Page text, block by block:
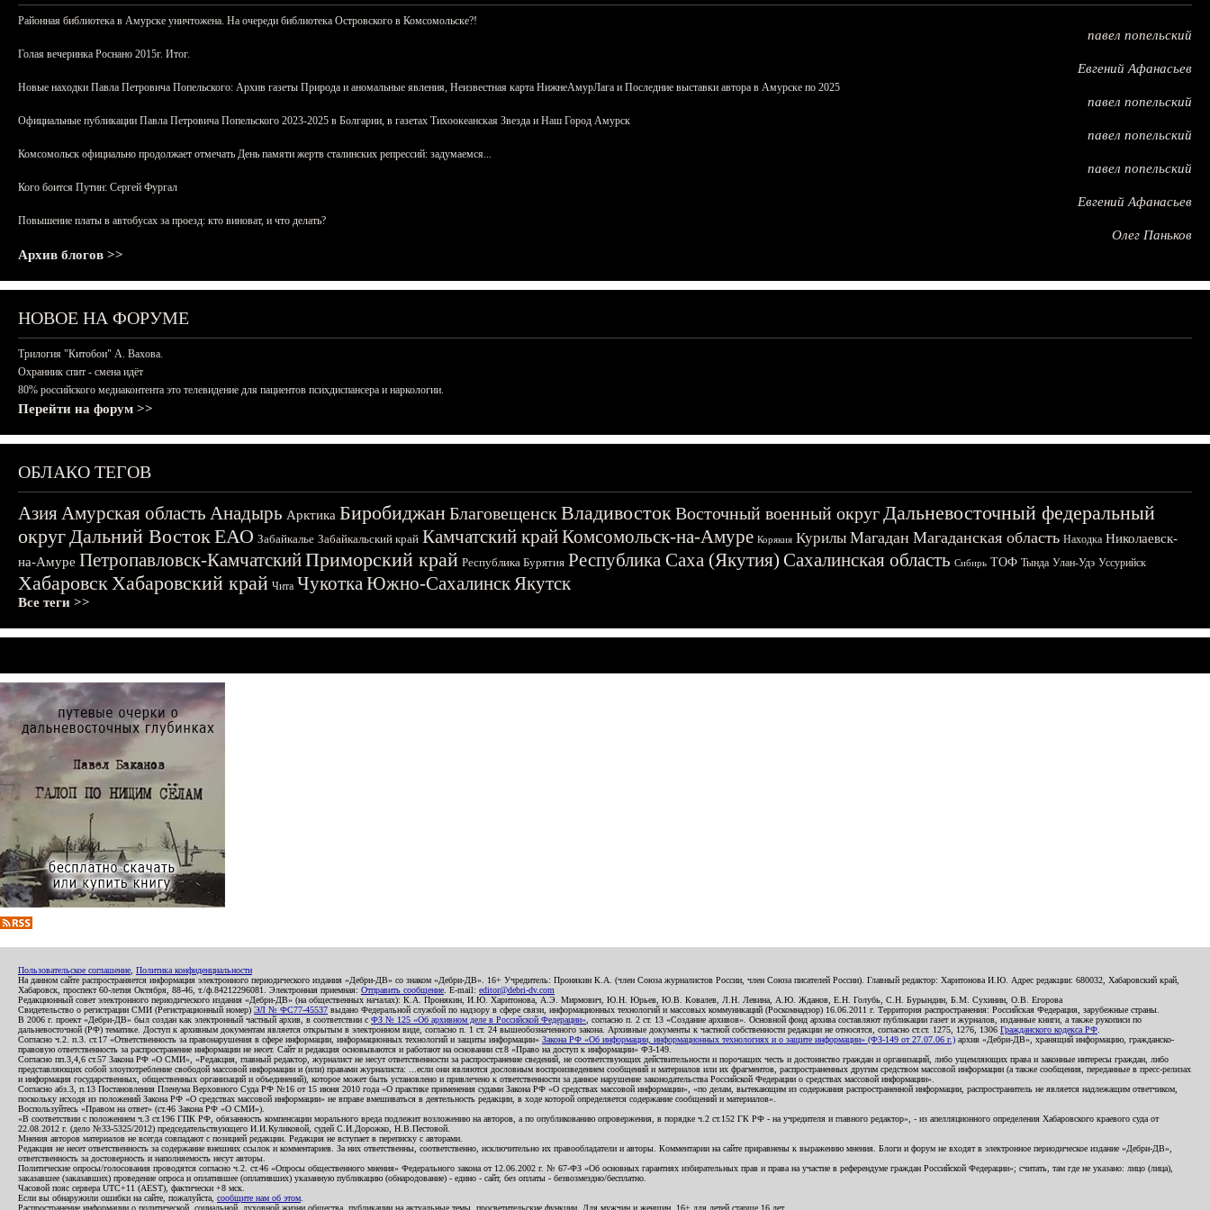
Районная библиотека в Амурске уничтожена. На очереди библиотека Островского в Комсомольске?!
павел попельский
Голая вечеринка Роснано 2015г. Итог.
Евгений Афанасьев
Новые находки Павла Петровича Попельского: Архив газеты Природа и аномальные явления, Неизвестная карта НижнеАмурЛага и Последние выставки автора в Амурске по 2025
павел попельский
Официальные публикации Павла Петровича Попельского 2023-2025 в Болгарии, в газетах Тихоокеанская Звезда и Наш Город Амурск
павел попельский
Комсомольск официально продолжает отмечать День памяти жертв сталинских репрессий: задумаемся...
павел попельский
Кого боится Путин: Сергей Фургал
Евгений Афанасьев
Повышение платы в автобусах за проезд: кто виноват, и что делать?
Олег Паньков
Архив блогов >>
НОВОЕ НА ФОРУМЕ
Трилогия "Китобои" А. Вахова.
Охранник спит - смена идёт
80% российского медиаконтента это телевидение для пациентов психдиспансера и наркологии.
Перейти на форум >>
ОБЛАКО ТЕГОВ
АзияАмурская область Анадырь Арктика БиробиджанБлаговещенскВладивостокВосточный военный округДальневосточный федеральный
округДальний ВостокЕАО Забайкалье Забайкальский край Камчатский крайКомсомольск-на-Амуре Корякия Курилы Магадан Магаданская область Находка Николаевск-
на-Амуре Петропавловск-КамчатскийПриморский край Республика Бурятия Республика Саха (Якутия) Сахалинская область Сибирь ТОФ Тында Улан-Удэ Уссурийск
ХабаровскХабаровский край Чита ЧукоткаЮжно-СахалинскЯкутск
Все теги >>
Пользовательское соглашение Политика конфиденциальности
На данном сайте распространяется информация электронного периодического издания «Дебри-ДВ» со знаком «Дебри-ДВ». 16+ Учредитель: Пронякин К.А. (член Союза журналистов России, член Союза писателей России). Главный редактор: Харитонова И.Ю. Адрес редакции: 680032, Хабаровский край,
Хабаровск, проспект 60-летия Октября, 88-46, т./ф.84212296081. Электронная приемная: Отправить сообщение . E-mail: editor@debri-dv.com
Редакционный совет электронного периодического издания «Дебри-ДВ» (на общественных началах): К.А. Пронякин, И.Ю. Харитонова, А.Э. Мирмович, Ю.Н. Юрьев, Ю.В. Ковалев, Л.Н. Левина, А.Ю. Жданов, Е.Н. Голубь, С.Н. Бурындин, Б.М. Сухинин, О.В. Егорова
Свидетельство о регистрации СМИ (Регистрационный номер) ЭЛ № ФС77-45537 выдано Федеральной службой по надзору в сфере связи, информационных технологий и массовых коммуникаций (Роскомнадзор) 16.06.2011 г. Территория распространения: Российская Федерация, зарубежные страны.
В 2006 г. проект «Дебри-ДВ» был создан как электронный частный архив, в соответствии с ФЗ № 125 «Об архивном деле в Российской Федерации» , согласно п. 2 ст. 13 «Создание архивов». Основной фонд архива составляют публикации газет и журналов, изданные книги, а также рукописи по
дальневосточной (РФ) тематике. Доступ к архивным документам является открытым в электронном виде, согласно п. 1 ст. 24 вышеобозначенного закона. Архивные документы к частной собственности редакции не относятся, согласно ст.ст. 1275, 1276, 1306 Гражданского кодекса РФ
Согласно ч.2. п.3. ст.17 «Ответственность за правонарушения в сфере информации, информационных технологий и защиты информации» Закона РФ «Об информации, информационных технологиях и о защите информации» (ФЗ-149 от 27.07.06 г.) архив «Дебри-ДВ», хранящий информацию, гражданско-
правовую ответственность за распространение информации не несет. Сайт и редакция основываются и работают на основании ст.8 «Право на доступ к информации» ФЗ-149.
Согласно пп.3,4,6 ст.57 Закона РФ «О СМИ», «Редакция, главный редактор, журналист не несут ответственности за распространение сведений, не соответствующих действительности и порочащих честь и достоинство граждан и организаций, либо ущемляющих права и законные интересы граждан, либо
представляющих собой злоупотребление свободой массовой информации и (или) правами журналиста: ...если они являются дословным воспроизведением сообщений и материалов или их фрагментов, распространенных другим средством массовой информации (а также сообщения, переданные в пресс-релизах
и информация государственных, общественных организаций и объединений), которое может быть установлено и привлечено к ответственности за данное нарушение законодательства Российской Федерации о средствах массовой информации».
Согласно абз.3, п.13 Постановления Пленума Верховного Суда РФ №16 от 15 июня 2010 года «О практике применения судами Закона РФ «О средствах массовой информации», «по делам, вытекающим из содержания распространенной информации, распространитель не является надлежащим ответчиком,
поскольку исходя из положений Закона РФ «О средствах массовой информации» не вправе вмешиваться в деятельность редакции, в ходе которой определяется содержание сообщений и материалов».
Воспользуйтесь «Правом на ответ» (ст.46 Закона РФ «О СМИ»).
«В соответствии с положением ч.3 ст.196 ГПК РФ, обязанность компенсации морального вреда подлежит возложению на авторов, а по опубликованию опровержения, в порядке ч.2 ст.152 ГК РФ - на учредителя и главного редактор», - из апелляционного определения Хабаровского краевого суда от
22.08.2012 г. (дело №33-5325/2012) председательствующего И.И.Куликовой, судей С.И.Дорожко, Н.В.Пестовой.
Мнения авторов материалов не всегда совпадают с позицией редакции. Редакция не вступает в переписку с авторами.
Редакция не несет ответственность за содержание внешних ссылок и комментариев. За них ответственны, соответственно, исключительно их правообладатели и авторы. Комментарии на сайте приравнены к выражению мнения. Блоги и форум не входят в электронное периодическое издание «Дебри-ДВ»,
ответственность за достоверность и наполняемость несут авторы.
Политические опросы/голосования проводятся согласно ч.2. ст.46 «Опросы общественного мнения» Федерального закона от 12.06.2002 г. № 67-ФЗ «Об основных гарантиях избирательных прав и права на участие в референдуме граждан Российской Федерации»; считать, там где не указано: лицо (лица),
заказавшее (заказавших) проведение опроса и оплатившее (оплативших) указанную публикацию (обнародование) - едино - сайт, без оплаты - безвозмездно/бесплатно.
Часовой пояс сервера UTC+11 (AEST), фактически +8 мск.
Если вы обнаружили ошибки на сайте, пожалуйста, сообщите нам об этом
Распространение информации о политической, социальной, духовной жизни общества, публикации на актуальные темы, просветительские функции. Для мужчин и женщин. 16+ для детей старше 16 лет.